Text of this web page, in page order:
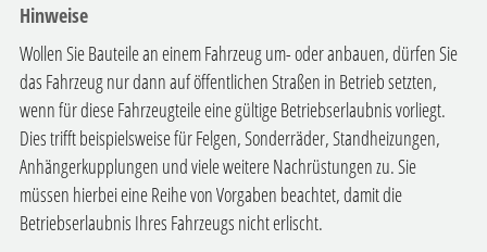
Hinweise
Wollen Sie Bauteile an einem Fahrzeug um- oder anbauen, dürfen Sie
das Fahrzeug nur dann auf öffentlichen Straßen in Betrieb setzten,
wenn für diese Fahrzeugteile eine gültige Betriebserlaubnis vorliegt.
Dies trifft beispielsweise für Felgen, Sonderräder, Standheizungen,
Anhängerkupplungen und viele weitere Nachrüstungen zu. Sie
müssen hierbei eine Reihe von Vorgaben beachtet, damit die
Betriebserlaubnis Ihres Fahrzeugs nicht erlischt.